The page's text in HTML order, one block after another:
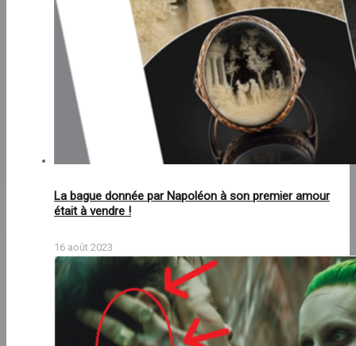
La bague donnée par Napoléon à son premier amour
était à vendre !
16 août 2023